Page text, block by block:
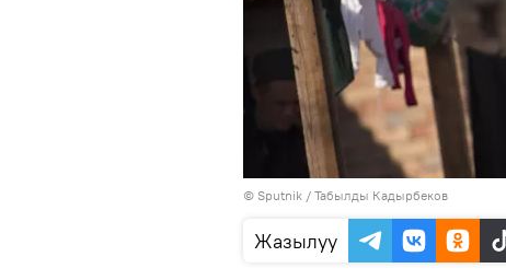
© Sputnik / Табылды Кадырбеков
Жазылуу